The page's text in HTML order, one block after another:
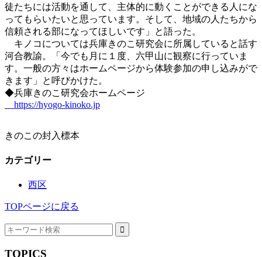
徒たちには活動を通して、主体的に動くことができる人にな
ってもらいたいと思っています。そして、地域の人たちから
信頼される部になってほしいです」と語った。
キノコについては兵庫きのこ研究会に所属していると話す
河合教諭。「今でも月に１度、六甲山に観察に行っていま
す。一般の方々はホームページから体験参加の申し込みがで
きます」と呼びかけた。
◆兵庫きのこ研究会ホームページ
https://hyogo-kinoko.jp
きのこの封入標本
カテゴリー
西区
TOPページに戻る
TOPICS